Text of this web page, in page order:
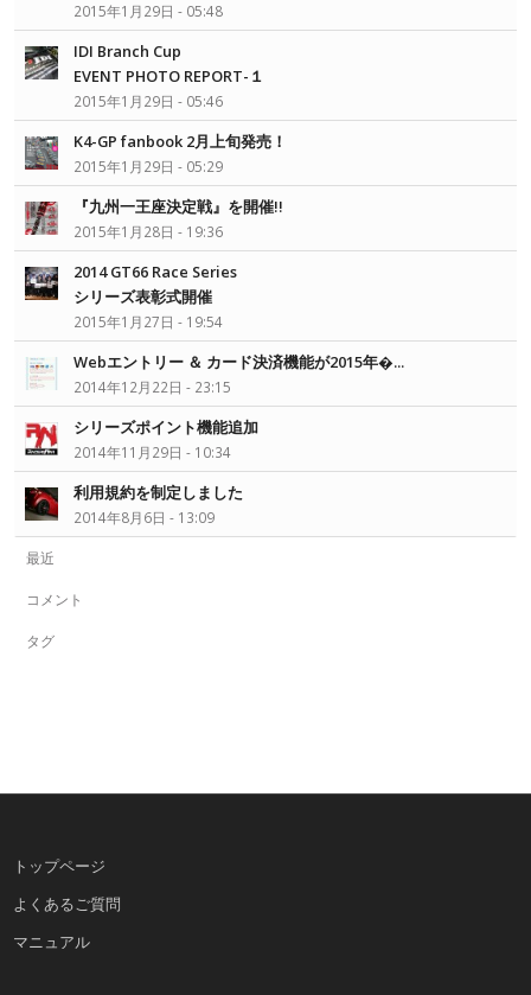
2015年1月29日 - 05:48
IDI Branch Cup
EVENT PHOTO REPORT-１
2015年1月29日 - 05:46
K4-GP fanbook 2月上旬発売！
2015年1月29日 - 05:29
『九州一王座決定戦』を開催!!
2015年1月28日 - 19:36
2014 GT66 Race Series
シリーズ表彰式開催
2015年1月27日 - 19:54
Webエントリー ＆ カード決済機能が2015年�...
2014年12月22日 - 23:15
シリーズポイント機能追加
2014年11月29日 - 10:34
利用規約を制定しました
2014年8月6日 - 13:09
最近
コメント
タグ
トップページ
よくあるご質問
マニュアル